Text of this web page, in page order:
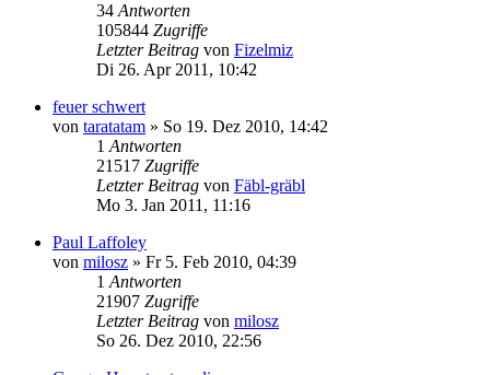
34 Antworten
105844 Zugriffe
Letzter Beitrag von Fizelmiz
Di 26. Apr 2011, 10:42
feuer schwert
von taratatam » So 19. Dez 2010, 14:42
1 Antworten
21517 Zugriffe
Letzter Beitrag von Fäbl-gräbl
Mo 3. Jan 2011, 11:16
Paul Laffoley
von milosz » Fr 5. Feb 2010, 04:39
1 Antworten
21907 Zugriffe
Letzter Beitrag von milosz
So 26. Dez 2010, 22:56